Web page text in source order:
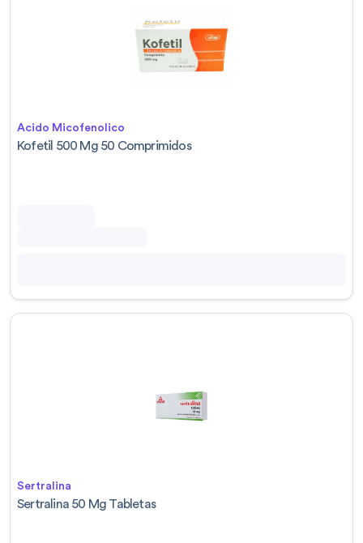
Acido Micofenolico
Kofetil 500 Mg 50 Comprimidos
Sertralina
Sertralina 50 Mg Tabletas